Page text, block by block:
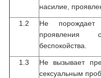
насилие,
1.2
Не порождает
проявления
беспокойства.
1.3
Не вызывает
сексуальным